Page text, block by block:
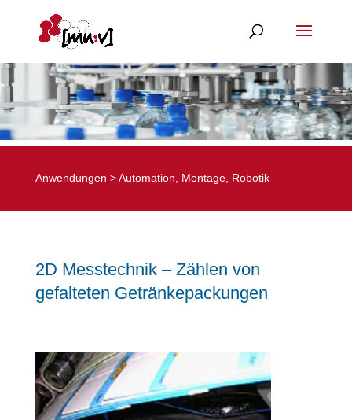
Anwendungen >Automation, Montage, Robotik
2D Messtechnik – Zählen von
gefalteten Getränkepackungen